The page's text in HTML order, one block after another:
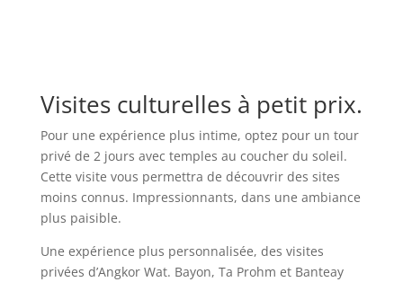
Visites culturelles à petit prix.
Pour une expérience plus intime, optez pour un tour
privé de 2 jours avec temples au coucher du soleil.
Cette visite vous permettra de découvrir des sites
moins connus. Impressionnants, dans une ambiance
plus paisible.
Une expérience plus personnalisée, des visites
privées d’Angkor Wat. Bayon, Ta Prohm et Banteay